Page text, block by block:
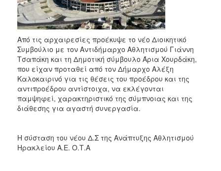
2011
2010
ΔΗΜΟΤΗΣ
ΕΠΙΣΚΕΠΤΗΣ
Από τις αρχαιρεσίες προέκυψε το νέο Διοικητικό
Συμβούλιο με τον Αντιδήμαρχο Αθλητισμού Γιάννη
Τσαπάκη και τη Δημοτική σύμβουλο Άρια Χουρδάκη,
που είχαν προταθεί από τον Δήμαρχο Αλέξη
Καλοκαιρινό για τις θέσεις του προέδρου και της
αντιπροέδρου αντίστοιχα, να εκλέγονται
παμψηφεί, χαρακτηριστικό της σύμπνοιας και της
διάθεσης για αγαστή συνεργασία.
Η σύσταση του νέου Δ.Σ της Ανάπτυξης Αθλητισμού
Ηρακλείου Α.Ε. Ο.Τ.Α